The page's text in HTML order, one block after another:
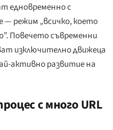
едновременно с
режим „всичко, което
Повечето съвременни
изключително движеца
активно развитие на
с много URL